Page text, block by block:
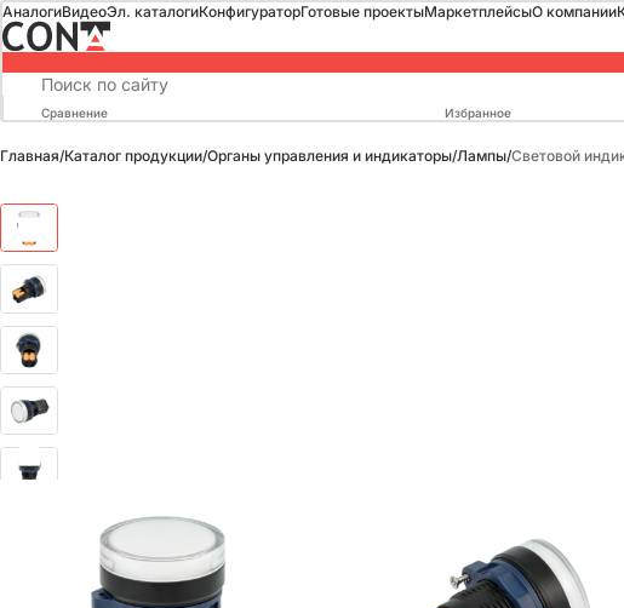
АналогиВидеоЭл. каталогиКонфигураторГотовые проектыМаркетплейсыО компании
Сравнение Избранное
Главная/Каталог продукции/Органы управления и индикаторы/Лампы/Световой